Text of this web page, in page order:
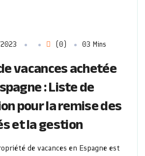
(0) 03 Mins
vacances achetée
: Liste de
pour la remise des
et la gestion
de vacances en Espagne est